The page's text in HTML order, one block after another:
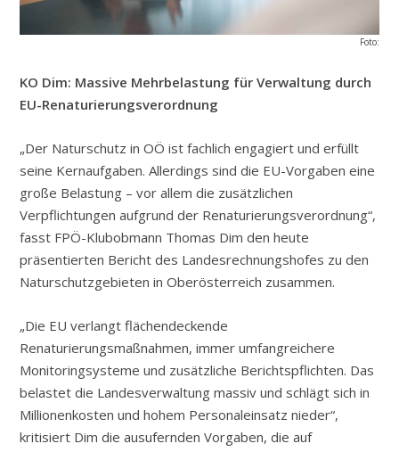
Foto:
KO Dim: Massive Mehrbelastung für Verwaltung durch
EU-Renaturierungsverordnung
„Der Naturschutz in OÖ ist fachlich engagiert und erfüllt
seine Kernaufgaben. Allerdings sind die EU-Vorgaben eine
große Belastung – vor allem die zusätzlichen
Verpflichtungen aufgrund der Renaturierungsverordnung“,
fasst FPÖ-Klubobmann Thomas Dim den heute
präsentierten Bericht des Landesrechnungshofes zu den
Naturschutzgebieten in Oberösterreich zusammen.
„Die EU verlangt flächendeckende
Renaturierungsmaßnahmen, immer umfangreichere
Monitoringsysteme und zusätzliche Berichtspflichten. Das
belastet die Landesverwaltung massiv und schlägt sich in
Millionenkosten und hohem Personaleinsatz nieder“,
kritisiert Dim die ausufernden Vorgaben, die auf